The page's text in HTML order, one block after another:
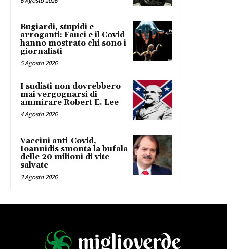
Bugiardi, stupidi e
arroganti: Fauci e il Covid
hanno mostrato chi sono i
giornalisti
5 Agosto 2026
I sudisti non dovrebbero
mai vergognarsi di
ammirare Robert E. Lee
4 Agosto 2026
Vaccini anti-Covid,
Ioannidis smonta la bufala
delle 20 milioni di vite
salvate
3 Agosto 2026